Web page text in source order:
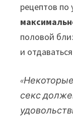
рецептов по
половой
и
секс